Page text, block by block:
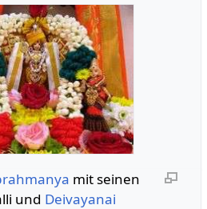
mit seinen
und Deivayanai